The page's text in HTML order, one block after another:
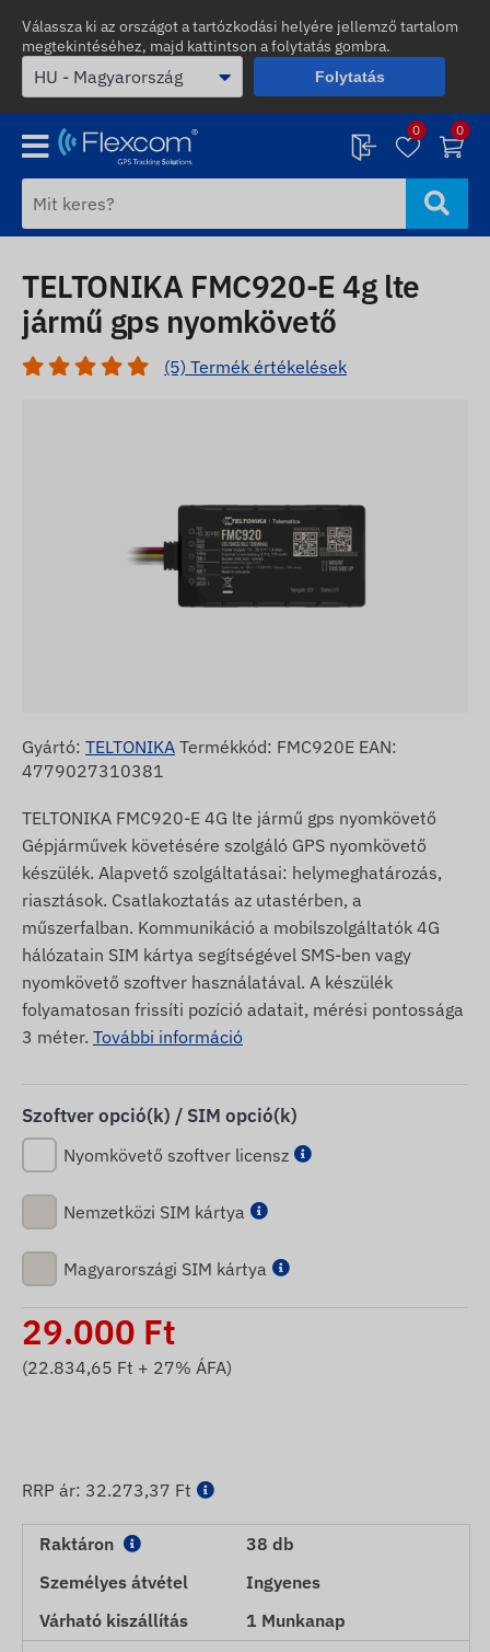
Válassza ki az országot a tartózkodási helyére jellemző tartalom
megtekintéséhez, majd kattintson a folytatás gombra.
Folytatás
0 0
TELTONIKA FMC920-E 4g lte
jármű gps nyomkövető
(5) Termék értékelések
Gyártó: TELTONIKA Termékkód: FMC920E EAN:
4779027310381
TELTONIKA FMC920-E 4G lte jármű gps nyomkövető
Gépjárművek követésére szolgáló GPS nyomkövető
készülék. Alapvető szolgáltatásai: helymeghatározás,
riasztások. Csatlakoztatás az utastérben, a
műszerfalban. Kommunikáció a mobilszolgáltatók 4G
hálózatain SIM kártya segítségével SMS-ben vagy
nyomkövető szoftver használatával. A készülék
folyamatosan frissíti pozíció adatait, mérési pontossága
3 méter. További információ
Szoftver opció(k) / SIM opció(k)
Nyomkövető szoftver licensz
Nemzetközi SIM kártya
Magyarországi SIM kártya
29.000 Ft
(22.834,65 Ft + 27% ÁFA)
RRP ár: 32.273,37 Ft
Raktáron
38 db
Személyes átvétel
Ingyenes
Várható kiszállítás
1 Munkanap